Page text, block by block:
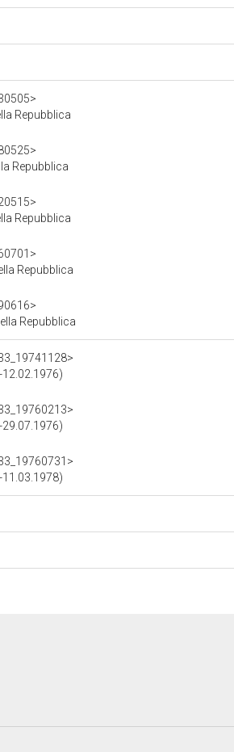
Repubblica
Repubblica
Repubblica
Repubblica
Repubblica